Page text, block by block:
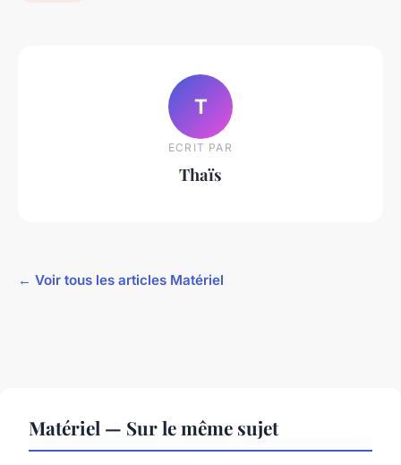
T
ECRIT PAR
Thaïs
← Voir tous les articles Matériel
Matériel — Sur le même sujet